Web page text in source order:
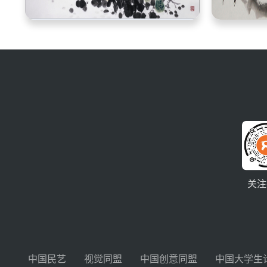
关
中国民艺 视觉同盟 中国创意同盟 中国大学生